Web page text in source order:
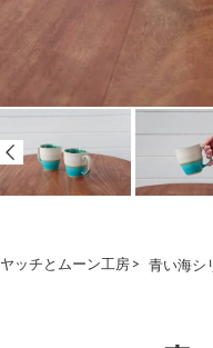
ヤッチとムーン工房 > 青い海シ